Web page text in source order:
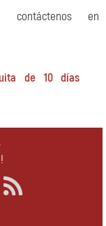
en
de 10 días